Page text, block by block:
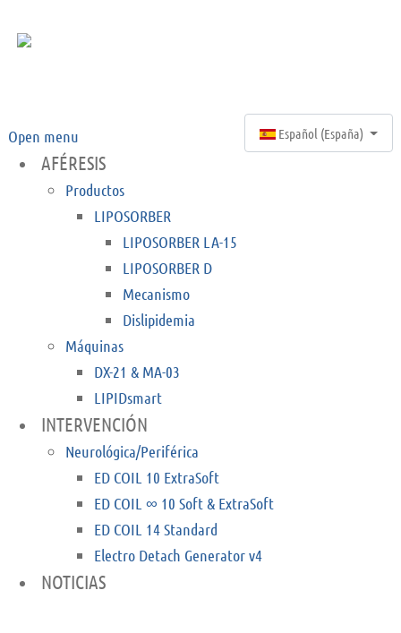
Español (España)
Open menu
AFÉRESIS
Productos
LIPOSORBER
LIPOSORBER LA-15
LIPOSORBER D
Mecanismo
Dislipidemia
Máquinas
DX-21 & MA-03
LIPIDsmart
INTERVENCIÓN
Neurológica/Periférica
ED COIL 10 ExtraSoft
ED COIL ∞ 10 Soft & ExtraSoft
ED COIL 14 Standard
Electro Detach Generator v4
NOTICIAS